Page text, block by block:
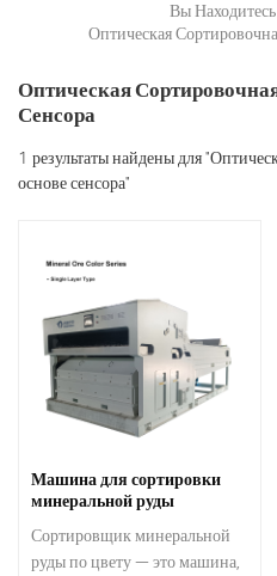
Вы
Оптическая
Сенсора
1 результаты найдены для
основе сенсора"
Машина для сортировки
минеральной руды
Сортировщик минеральной
руды по цвету — это машина,